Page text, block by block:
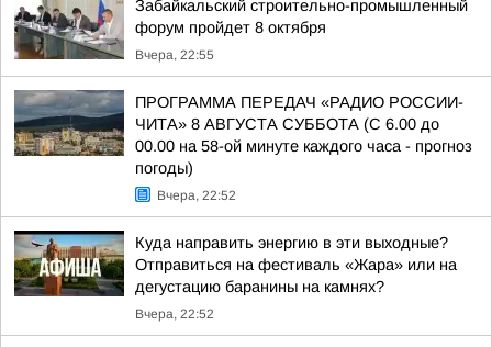
Забайкальский строительно-промышленный
форум пройдет 8 октября
Вчера, 22:55
ПРОГРАММА ПЕРЕДАЧ «РАДИО РОССИИ-
ЧИТА» 8 АВГУСТА СУББОТА (С 6.00 до
00.00 на 58-ой минуте каждого часа - прогноз
погоды)
Вчера, 22:52
Куда направить энергию в эти выходные?
Отправиться на фестиваль «Жара» или на
дегустацию баранины на камнях?
Вчера, 22:52